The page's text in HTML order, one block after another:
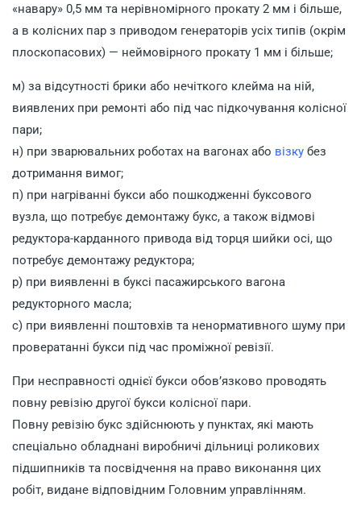
«навару» 0,5 мм та нерівномірного прокату 2 мм і більше,
а в колісних пар з приводом генераторів усіх типів (окрім
плоскопасових) — неймовірного прокату 1 мм і більше;
м) за відсутності брики або нечіткого клейма на ній,
виявлених при ремонті або під час підкочування колісної
пари;
н) при зварювальних роботах на вагонах або візку без
дотримання вимог;
п) при нагріванні букси або пошкодженні буксового
вузла, що потребує демонтажу букс, а також відмові
редуктора-карданного привода від торця шийки осі, що
потребує демонтажу редуктора;
р) при виявленні в буксі пасажирського вагона
редукторного масла;
с) при виявленні поштовхів та ненормативного шуму при
провератанні букси під час проміжної ревізії.
При несправності однієї букси обов’язково проводять
повну ревізію другої букси колісної пари.
Повну ревізію букс здійснюють у пунктах, які мають
спеціально обладнані виробничі дільниці роликових
підшипників та посвідчення на право виконання цих
робіт, видане відповідним Головним управлінням.